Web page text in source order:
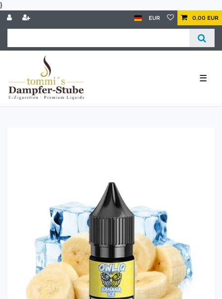
}
EUR 0,00 EUR
☰